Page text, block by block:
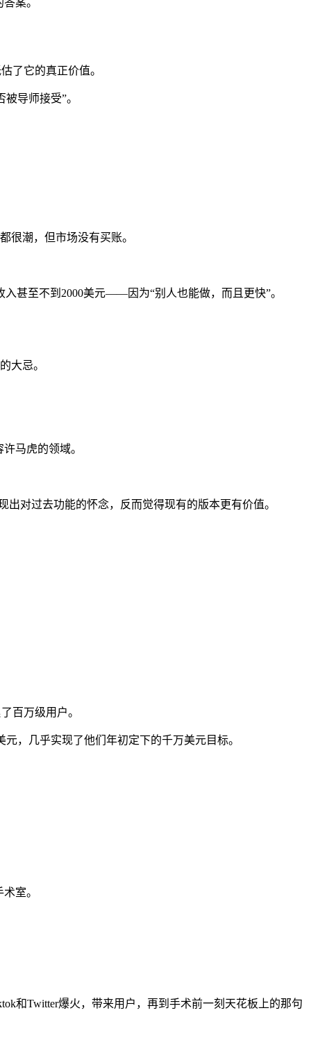
了它的真正价值。
导师接受”。
潮，但市场没有买账。
甚至不到2000美元——因为“别人也能做，而且更快”。
大忌。
马虎的领域。
对过去功能的怀念，反而觉得现有的版本更有价值。
百万级用户。
，几乎实现了他们年初定下的千万美元目标。
室。
和Twitter爆火，带来用户，再到手术前一刻天花板上的那句